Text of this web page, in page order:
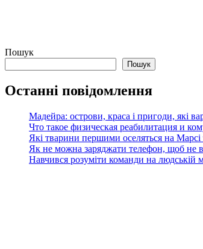
Пошук
Пошук
Останні повідомлення
Мадейра: острови, краса і пригоди, які
Что такое физическая реабилитация и
Які тварини першими оселяться на Марсі
Як не можна заряджати телефон, щоб не
Навчився розуміти команди на людській